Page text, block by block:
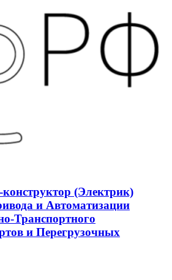
(Электрик)
и Автоматизации
Транспортного
и Перегрузочных